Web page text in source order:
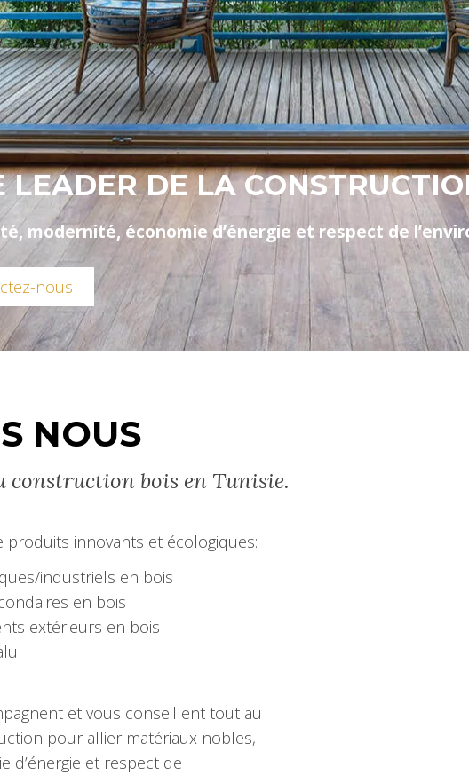
LEADER DE LA
modernité, économie d’énergie et respect de
nous
NOUS
construction bois en Tunisie.
innovants et écologiques:
industriels en bois
en bois
extérieurs en bois
et vous conseillent tout au
pour allier matériaux nobles,
d’énergie et respect de